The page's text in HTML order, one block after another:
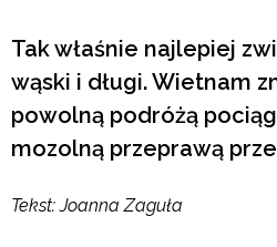
Tak właśnie najlepiej
wąski i długi. Wietnam
powolną podróżą
mozolną przeprawą
Tekst: Joanna Zaguła